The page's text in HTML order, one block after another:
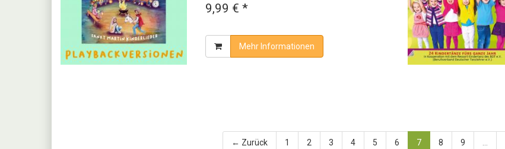
9,99 € *
Mehr Informationen
← Zurück 1 2 3 4 5 6 7 8 9